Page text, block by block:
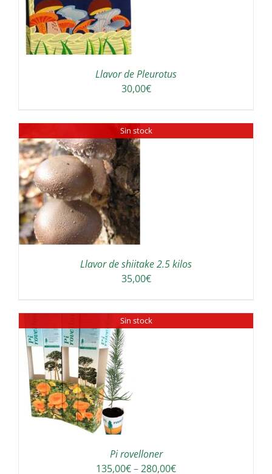
Llavor de Pleurotus
30,00€
Sin stock
Llavor de shiitake 2.5 kilos
35,00€
Sin stock
Pi rovelloner
135,00€–280,00€Interval